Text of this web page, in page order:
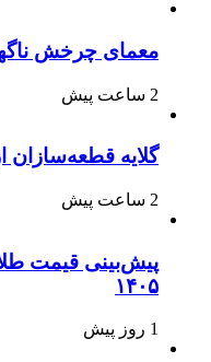
معمای چرخش
2 ساعت پیش
گلایه قطعه‌سازان
2 ساعت پیش
۱۴۰۵
1 روز پیش